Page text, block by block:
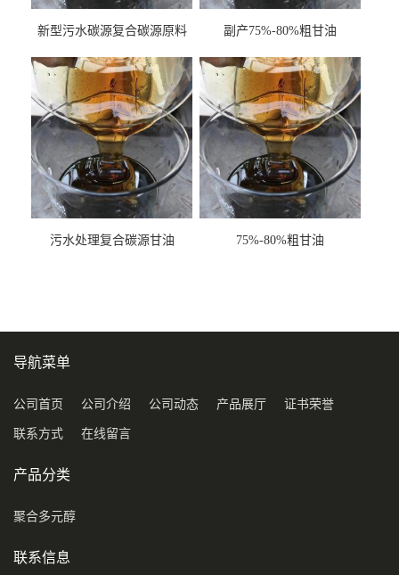
新型污水碳源复合碳源原料
副产75%-80%粗甘油
污水处理复合碳源甘油
75%-80%粗甘油
导航菜单
公司首页 公司介绍 公司动态 产品展厅 证书荣誉
联系方式 在线留言
产品分类
聚合多元醇
联系信息